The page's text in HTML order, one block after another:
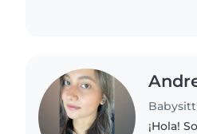
¡Hola!